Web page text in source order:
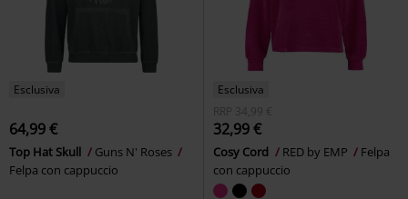
Esclusiva
64,99 €
Top Hat Skull
Guns N' Roses
Felpa con cappuccio
Esclusiva
RRP
34,99 €
32,99 €
Cosy Cord RED by EMP
Felpa
con cappuccio